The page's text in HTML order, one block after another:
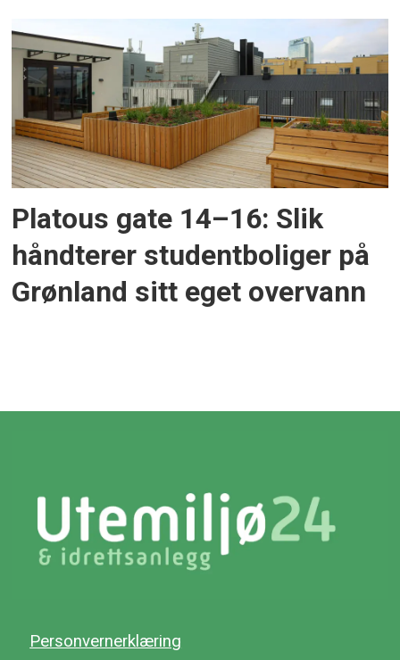
Platous gate 14–16: Slik
håndterer studentboliger på
Grønland sitt eget overvann
Personvernerklæring